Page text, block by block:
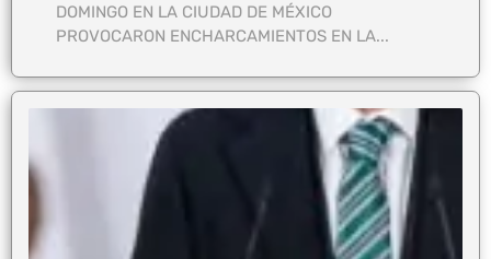
DOMINGO EN LA CIUDAD DE MÉXICO
PROVOCARON ENCHARCAMIENTOS EN LA...